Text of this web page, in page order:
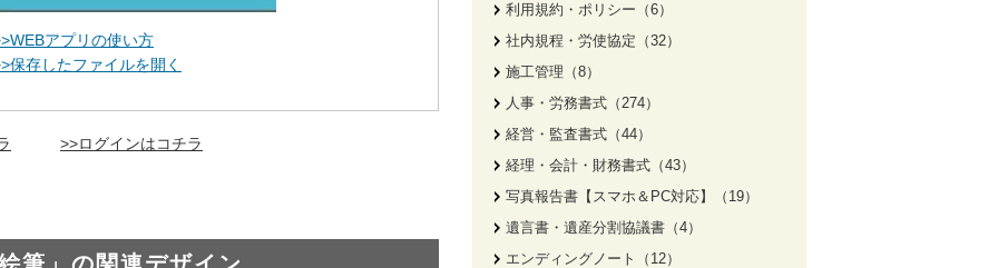
アプリの使い方
保存したファイルを開く
>>ログインはコチラ
利用規約・ポリシー（6）
社内規程・労使協定（32）
施工管理（8）
人事・労務書式（274）
経営・監査書式（44）
経理・会計・財務書式（43）
写真報告書【スマホ＆PC対応】（19）
遺言書・遺産分割協議書（4）
エンディングノート（12）